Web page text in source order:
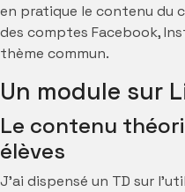
en pratique le contenu du
des comptes Facebook,
thème commun.
Un module sur
Le contenu
élèves
J’ai dispensé un TD sur